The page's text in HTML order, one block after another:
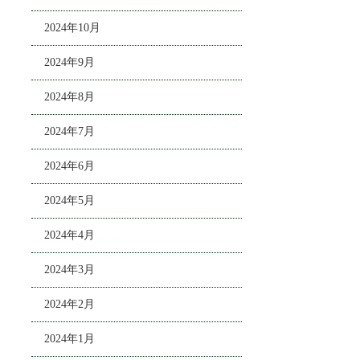
2024年10月
2024年9月
2024年8月
2024年7月
2024年6月
2024年5月
2024年4月
2024年3月
2024年2月
2024年1月